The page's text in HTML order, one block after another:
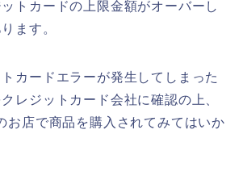
トカードの上限金額がオーバーし
ます。
カードエラーが発生してしまった
レジットカード会社に確認の上、
お店で商品を購入されてみてはいか